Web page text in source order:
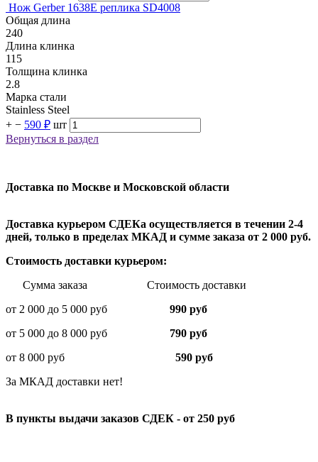
Нож Gerber 1638E реплика SD4008
Общая длина
240
Длина клинка
115
Толщина клинка
2.8
Марка стали
Stainless Steel
+ − 590 ₽ шт
Вернуться в раздел
Доставка по Москве и Московской области
Доставка курьером СДЕКа осуществляется в течении 2-4
дней, только в пределах МКАД и сумме заказа от 2 000 руб.
Стоимость доставки курьером:
Сумма заказа Стоимость доставки
от 2 000 до 5 000 руб
990 руб
от 5 000 до 8 000 руб 790 руб
от 8 000 руб 590 руб
За МКАД доставки нет!
В пункты выдачи заказов СДЕК - от 250 руб